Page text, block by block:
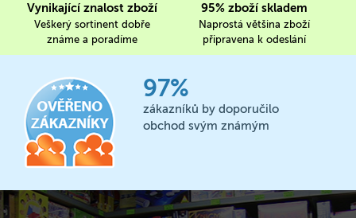
Vynikající znalost zboží
Veškerý sortinent dobře
známe a poradíme
95% zboží skladem
Naprostá většina zboží
připravena k odeslání
97%
zákazníků by doporučilo
obchod svým známým